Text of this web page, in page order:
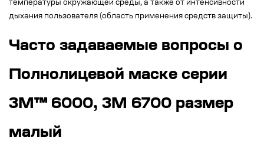
температуры окружающей среды, а также от интенсивности
дыхания пользователя (область применения средств защиты).
Часто задаваемые вопросы о
Полнолицевой маске серии
3М™ 6000, 3М 6700 размер
малый